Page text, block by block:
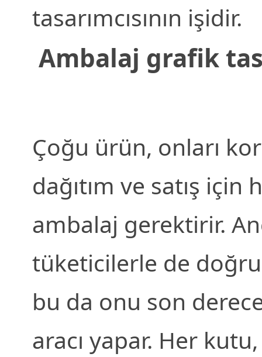
tasarımcısının işidir.
Ambalaj grafik
Çoğu ürün, onları
dağıtım ve satış
ambalaj gerektirir.
tüketicilerle de
bu da onu son
aracı yapar. Her